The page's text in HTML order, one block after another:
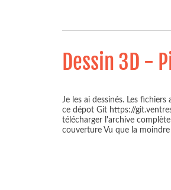
Dessin 3D -
Je les ai dessinés. Les
ce dépot Git https://
télécharger l'archive
couverture Vu que la